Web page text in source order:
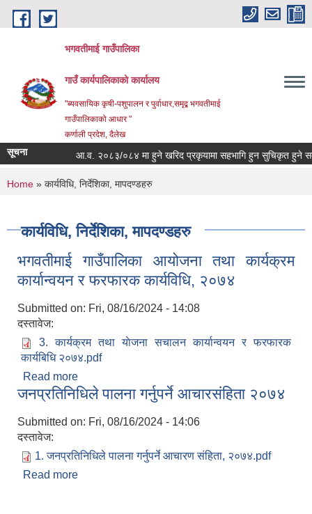
Skip to main content
भगवतीमाई गाउँपालिका
गाउँ कार्यपालिकाको कार्यालय
"ब्यवसायिक कृषी-पशुपालन र पुर्वाधार,समृद्ब भगवतीमाई
गाउँपालिकाको आधार "
कर्णाली प्रदेश, दैलेख
सूचना आ.व. २०८३/०८४ मा हुने खरिद प्रकृयामा सहभागि हुन सुचिकृत हुने
You are here
Home » कार्यविधि, निर्देशिका, मापदण्डहरु
कार्यविधि, निर्देशिका, मापदण्डहरु
भगवतीमाई गाउँपालिका आयोजना तथा कार्यक्रम
कार्यान्वयन र फरफारक कार्यविधि, २०७४
Submitted on: Fri, 08/16/2024 - 14:08
दस्तावेज:
3. कार्यक्रम तथा याेजना स‌चालन कार्यान्वयन र फरफारक
कार्यबिधि २०७४.pdf
Read more
कार्यान्वयन र फरफारक कार्यविधि, २०७४
जनप्रतिनिधिले पालना गर्नुपर्ने आचारसंहिता २०७४
Submitted on: Fri, 08/16/2024 - 14:06
दस्तावेज:
1. जनप्रतिनिधिले पालना गर्नुपर्ने आचारण संहिता, २०७४.pdf
Read more